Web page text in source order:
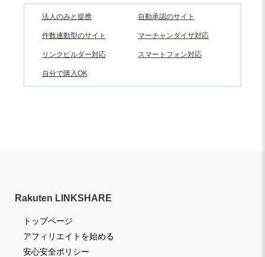
法人のみと提携 自動承認のサイト
件数連動型のサイト マーチャンダイザ対応
リンクビルダー対応 スマートフォン対応
自分で購入OK
Rakuten LINKSHARE
トップページ
アフィリエイトを始める
安心安全ポリシー